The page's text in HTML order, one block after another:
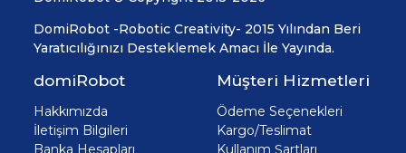
DomiRobot -Robotic Creativity- 2015 Yılından Beri
Yaratıcılığınızı Desteklemek Amacı İle Yayında.
domiRobot
Hakkımızda
İletişim Bilgileri
Banka Hesapları
Müşteri Hizmetleri
Ödeme Seçenekleri
Kargo/Teslimat
Kullanım Şartları